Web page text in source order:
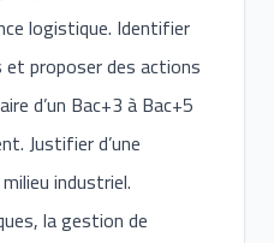
logistique. Identifier
proposer des actions
d’un Bac+3 à Bac+5
Justifier d’une
industriel.
la gestion de